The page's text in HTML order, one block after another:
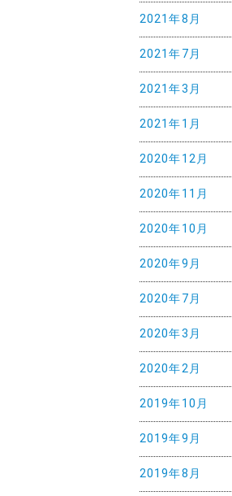
2021年8月
2021年7月
2021年3月
2021年1月
2020年12月
2020年11月
2020年10月
2020年9月
2020年7月
2020年3月
2020年2月
2019年10月
2019年9月
2019年8月